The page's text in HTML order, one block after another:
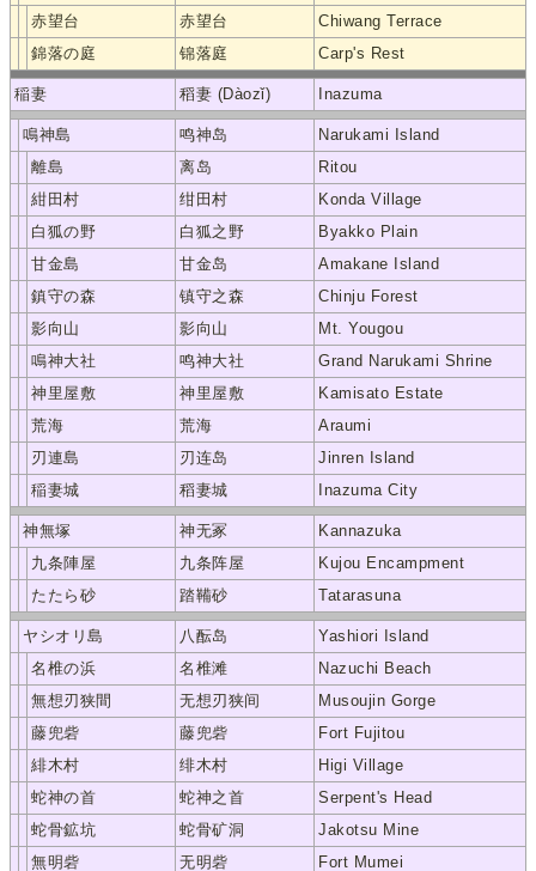
赤望台
赤望台
Chiwang Terrace
錦落の庭
锦落庭 Carp's Rest
稲妻 稻妻 (Dàozǐ) Inazuma
鳴神島 鸣神岛
Narukami Island
離島
离岛
Ritou
紺田村
绀田村
Konda Village
白狐の野
白狐之野
Byakko Plain
甘金島
甘金岛
Amakane Island
鎮守の森
镇守之森
Chinju Forest
影向山
影向山
Mt. Yougou
鳴神大社
鸣神大社
Grand Narukami Shrine
神里屋敷
神里屋敷
Kamisato Estate
荒海
荒海
Araumi
刃連島
刃连岛
Jinren Island
稲妻城
稻妻城 Inazuma City
神無塚 神无冢
Kannazuka
九条陣屋
九条阵屋
Kujou Encampment
たたら砂
踏鞴砂 Tatarasuna
ヤシオリ島 八酝岛
Yashiori Island
名椎の浜
名椎滩
Nazuchi Beach
無想刃狭間
无想刃狭间
Musoujin Gorge
藤兜砦
藤兜砦
Fort Fujitou
緋木村
绯木村
Higi Village
蛇神の首
蛇神之首
Serpent's Head
蛇骨鉱坑
蛇骨矿洞
Jakotsu Mine
無明砦
无明砦 Fort Mumei